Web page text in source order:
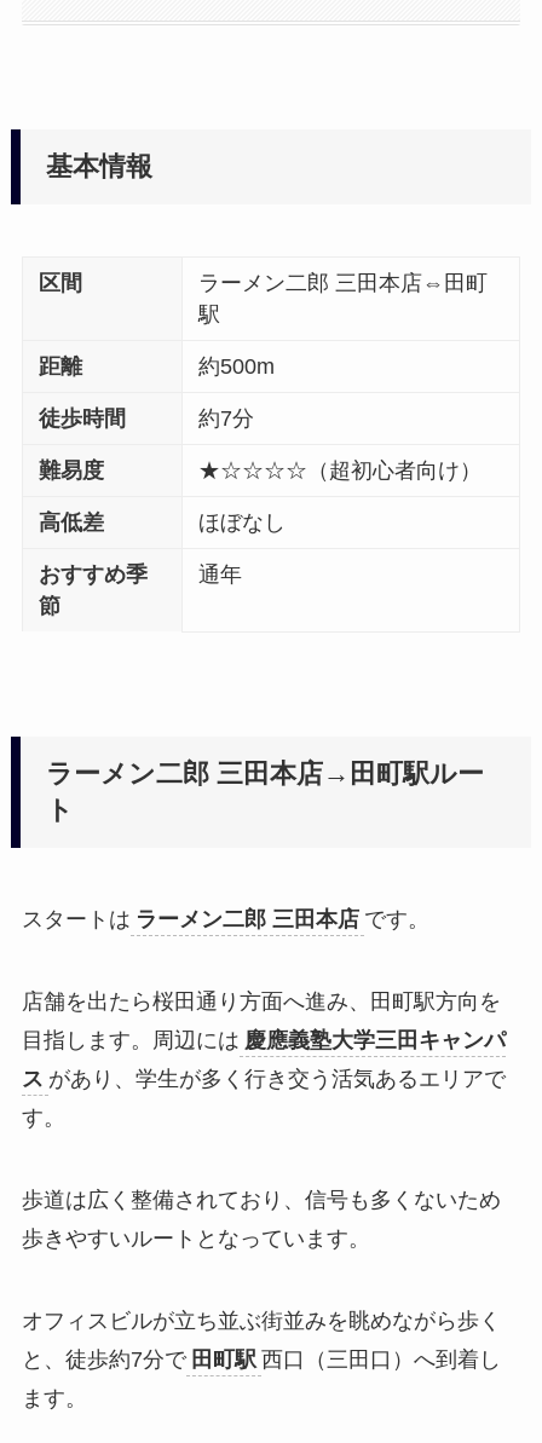
基本情報
区間
ラーメン二郎 三田本店⇔田町
駅
距離 約500m
徒歩時間 約7分
難易度 ★☆☆☆☆（超初心者向け）
高低差 ほぼなし
おすすめ季
節
通年
ラーメン二郎 三田本店→田町駅ルー
ト
スタートは ラーメン二郎 三田本店 です。
店舗を出たら桜田通り方面へ進み、田町駅方向を
目指します。周辺には 慶應義塾大学三田キャンパ
ス があり、学生が多く行き交う活気あるエリアで
す。
歩道は広く整備されており、信号も多くないため
歩きやすいルートとなっています。
オフィスビルが立ち並ぶ街並みを眺めながら歩く
と、徒歩約7分で 田町駅 西口（三田口）へ到着し
ます。